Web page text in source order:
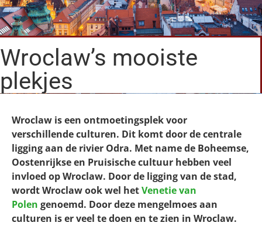
Wroclaw’s mooiste
plekjes
Wroclaw is een ontmoetingsplek voor
verschillende culturen. Dit komt door de centrale
ligging aan de rivier Odra. Met name de Boheemse,
Oostenrijkse en Pruisische cultuur hebben veel
invloed op Wroclaw. Door de ligging van de stad,
wordt Wroclaw ook wel hetVenetie van
Polen genoemd. Door deze mengelmoes aan
culturen is er veel te doen en te zien in Wroclaw.